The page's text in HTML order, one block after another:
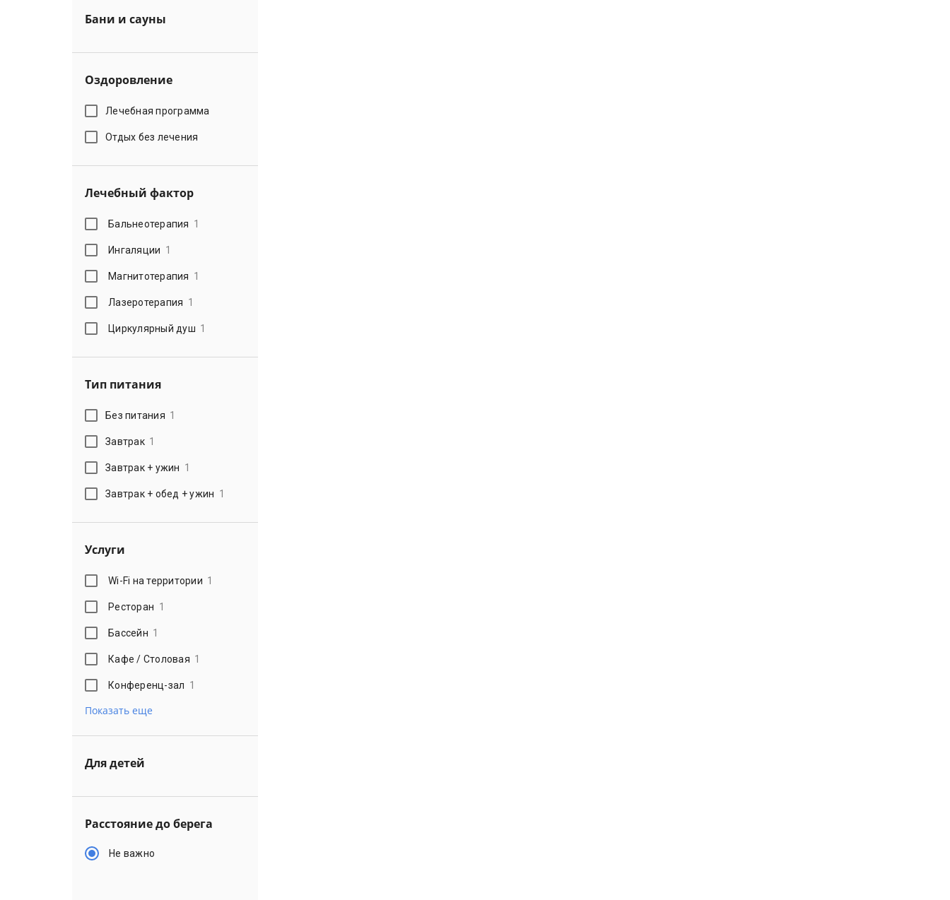
Бани и сауны
Оздоровление
Лечебная программа
Отдых без лечения
Лечебный фактор
Бальнеотерапия 1
Ингаляции 1
Магнитотерапия 1
Лазеротерапия 1
Циркулярный душ 1
Тип питания
Без питания 1
Завтрак 1
Завтрак + ужин 1
Завтрак + обед + ужин 1
Услуги
Wi-Fi на территории 1
Ресторан 1
Бассейн 1
Кафе / Столовая 1
Конференц-зал 1
Показать еще
Для детей
Расстояние до берега
Не важно